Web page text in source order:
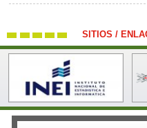
SITIOS /